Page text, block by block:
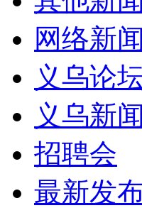
网络新闻
义乌论
义乌新闻
招聘会
最新发